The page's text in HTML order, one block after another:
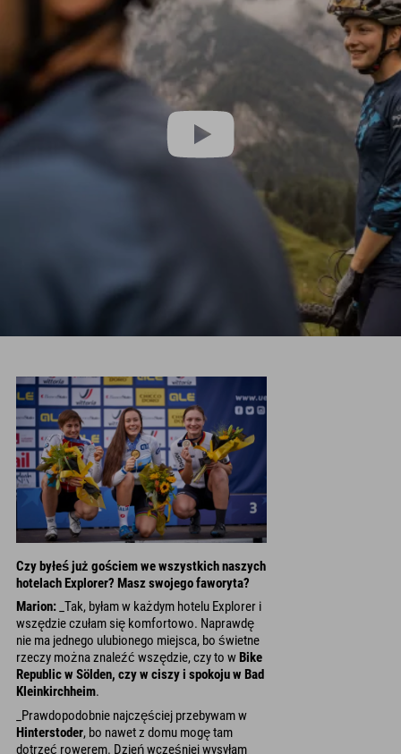
Czy byłeś już gościem we wszystkich naszych
hotelach Explorer? Masz swojego faworyta?
Marion: _Tak, byłam w każdym hotelu Explorer i
wszędzie czułam się komfortowo. Naprawdę
nie ma jednego ulubionego miejsca, bo świetne
rzeczy można znaleźć wszędzie, czy to w Bike
Republic w Sölden, czy w ciszy i spokoju w Bad
Kleinkirchheim.
_Prawdopodobnie najczęściej przebywam w
Hinterstoder, bo nawet z domu mogę tam
dotrzeć rowerem. Dzień wcześniej wysyłam